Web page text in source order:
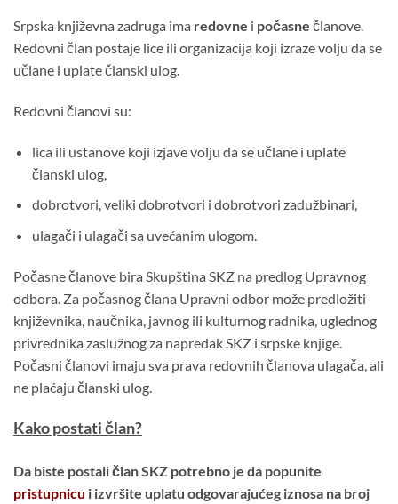
Srpska književna zadruga ima redovne i počasne članove.
Redovni član postaje lice ili organizacija koji izraze volju da se
učlane i uplate članski ulog.
Redovni članovi su:
lica ili ustanove koji izjave volju da se učlane i uplate
članski ulog,
dobrotvori, veliki dobrotvori i dobrotvori zadužbinari,
ulagači i ulagači sa uvećanim ulogom.
Počasne članove bira Skupština SKZ na predlog Upravnog
odbora. Za počasnog člana Upravni odbor može predložiti
književnika, naučnika, javnog ili kulturnog radnika, uglednog
privrednika zaslužnog za napredak SKZ i srpske knjige.
Počasni članovi imaju sva prava redovnih članova ulagača, ali
ne plaćaju članski ulog.
Kako postati član?
Da biste postali član SKZ potrebno je da popunite
pristupnicu i izvršite uplatu odgovarajućeg iznosa na broj